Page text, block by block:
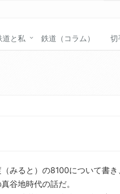
道と私 鉄道（コラム） 切
みると）の8100について書
谷地時代の話だ。